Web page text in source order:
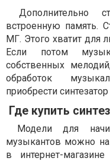
Дополнительно
встроенную память.
МГ. Этого хватит для
Если потом
собственных
обработок
приобрести
Где купить
Модели для
музыкантов можно
в интернет-